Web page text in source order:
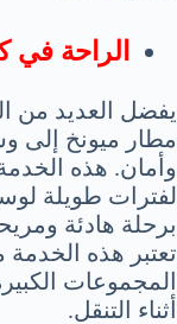
الراحة
يفضل العديد من
مطار ميونخ إلى
وأمان. هذه
لفترات طويلة
برحلة هادئة
تعتبر هذه الخدمة
المجموعات
أثناء التنقل.